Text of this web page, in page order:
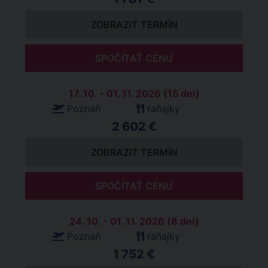
ZOBRAZIT TERMÍN
SPOČÍTAŤ CENU
17. 10. - 01. 11. 2026 (15 dní)
Poznaň
raňajky
2 602 €
ZOBRAZIT TERMÍN
SPOČÍTAŤ CENU
24. 10. - 01. 11. 2026 (8 dní)
Poznaň
raňajky
1 752 €